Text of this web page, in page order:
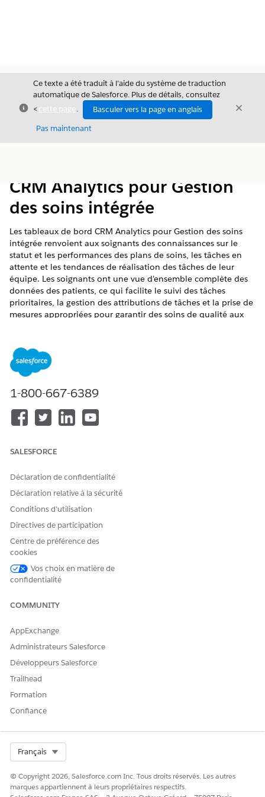
Fermer
Ce texte a été traduit à l’aide du système de traduction
automatique de Salesforce. Plus de détails, consultez
<cette page .
Basculer vers la page en anglais
Pas maintenant
Fermer
CRM Analytics pour Gestion
des soins intégrée
Les tableaux de bord CRM Analytics pour Gestion des soins
intégrée renvoient aux soignants des connaissances sur le
statut et les performances des plans de soins, les tâches en
attente et les tendances de réalisation des tâches de leur
équipe. Les soignants ont une vue d'ensemble complète des
données des patients, ce qui facilite le suivi des tâches
prioritaires, la gestion des attributions de tâches et la prise de
mesures appropriées pour garantir des soins de qualité aux
Disponible avec : Lightning Experience
Disponible avec : éditions
Aide de Salesforce : Configuration de l'application
Aide de Salesforce : Tableaux de bord incorporés
CET ARTICLE A-T-IL RÉSOLU VOTRE PROBLÈME ?
Dites-nous ce que nous pouvons améliorer !
Oui
1-800-667-6389
SALESFORCE
Déclaration de confidentialité
Déclaration relative à la sécurité
Conditions d’utilisation
Directives de participation
Centre de préférence des
cookies
Vos choix en matière de
confidentialité
COMMUNITY
AppExchange
Administrateurs Salesforce
Développeurs Salesforce
Trailhead
Formation
Confiance
Français
© Copyright 2026, Salesforce.com Inc. Tous droits réservés. Les autres
marques appartiennent à leurs propriétaires respectifs.